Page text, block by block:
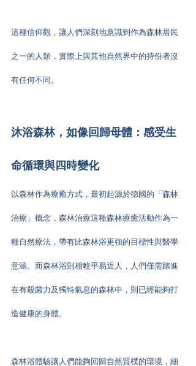
這種信仰觀，讓人們深刻地意識到作為森林居民
之一的人類，實際上與其他自然界中的持份者沒
有任何不同。
沐浴森林，如像回歸母體：感受生
命循環與四時變化
以森林作為療癒方式，最初起源於德國的「森林
治療」概念，森林治療這種森林療癒活動作為一
種自然療法，帶有比森林浴更強的目標性與醫學
意涵。而森林浴則相較平易近人，人們僅需踏進
在有殺菌力及獨特氣息的森林中，則已經能夠打
造健康的身體。
森林浴體驗讓人們能夠回歸自然質樸的環境，細